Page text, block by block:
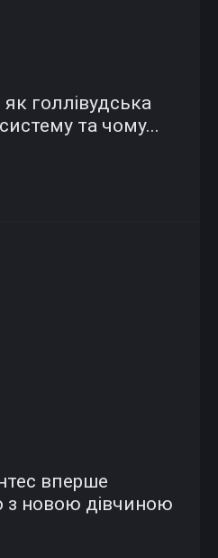
голлівудська
та чому...
вперше
з новою дівчиною